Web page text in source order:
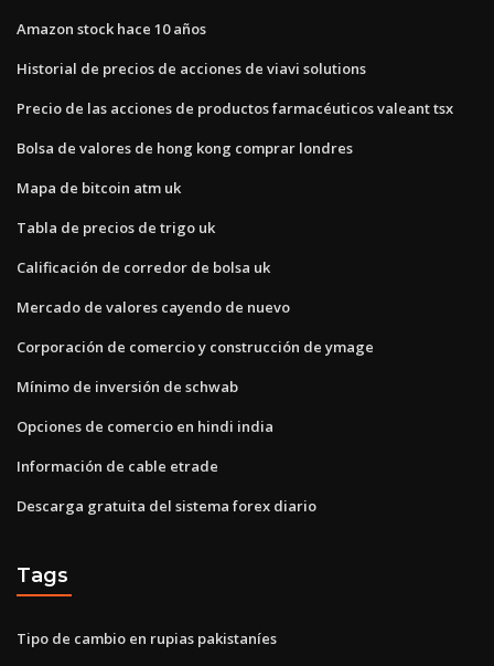
Amazon stock hace 10 años
Historial de precios de acciones de viavi solutions
Precio de las acciones de productos farmacéuticos valeant tsx
Bolsa de valores de hong kong comprar londres
Mapa de bitcoin atm uk
Tabla de precios de trigo uk
Calificación de corredor de bolsa uk
Mercado de valores cayendo de nuevo
Corporación de comercio y construcción de ymage
Mínimo de inversión de schwab
Opciones de comercio en hindi india
Información de cable etrade
Descarga gratuita del sistema forex diario
Tags
Tipo de cambio en rupias pakistaníes